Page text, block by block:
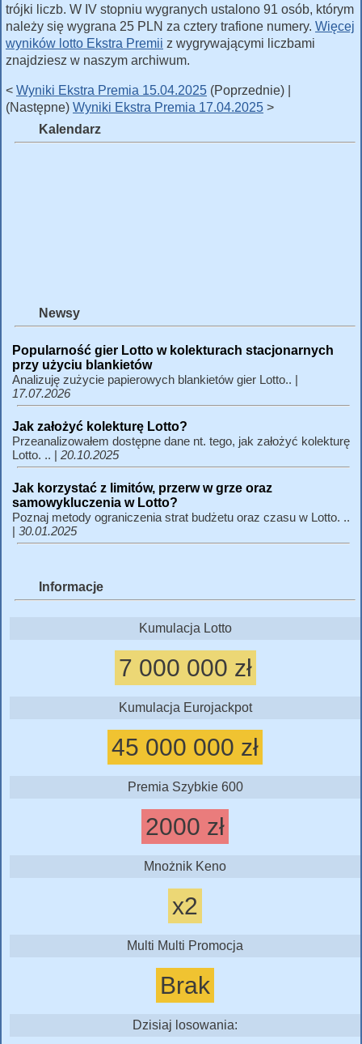
trójki liczb. W IV stopniu wygranych ustalono 91 osób, którym
należy się wygrana 25 PLN za cztery trafione numery. Więcej
wyników lotto Ekstra Premii z wygrywającymi liczbami
znajdziesz w naszym archiwum.
< Wyniki Ekstra Premia 15.04.2025 (Poprzednie) |
(Następne) Wyniki Ekstra Premia 17.04.2025 >
Kalendarz
Newsy
Popularność gier Lotto w kolekturach stacjonarnych
przy użyciu blankietów
Analizuję zużycie papierowych blankietów gier Lotto.. |
17.07.2026
Jak założyć kolekturę Lotto?
Przeanalizowałem dostępne dane nt. tego, jak założyć kolekturę
Lotto. .. | 20.10.2025
Jak korzystać z limitów, przerw w grze oraz
samowykluczenia w Lotto?
Poznaj metody ograniczenia strat budżetu oraz czasu w Lotto. ..
| 30.01.2025
Informacje
Kumulacja Lotto
7 000 000 zł
Kumulacja Eurojackpot
45 000 000 zł
Premia Szybkie 600
2000 zł
Mnożnik Keno
x2
Multi Multi Promocja
Brak
Dzisiaj losowania: